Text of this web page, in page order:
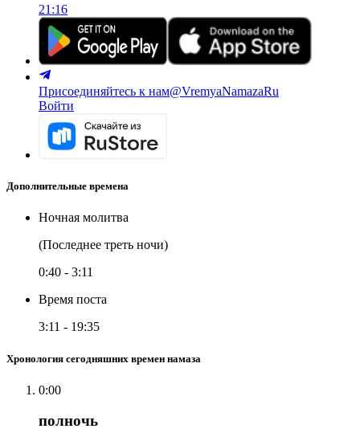
21:16
Присоединяйтесь к нам@VremyaNamazaRu
Войти
Дополнительные времена
Ночная молитва
(Последнее треть ночи)
0:40 - 3:11
Время поста
3:11 - 19:35
Хронология сегодняшних времен намаза
0:00
полночь